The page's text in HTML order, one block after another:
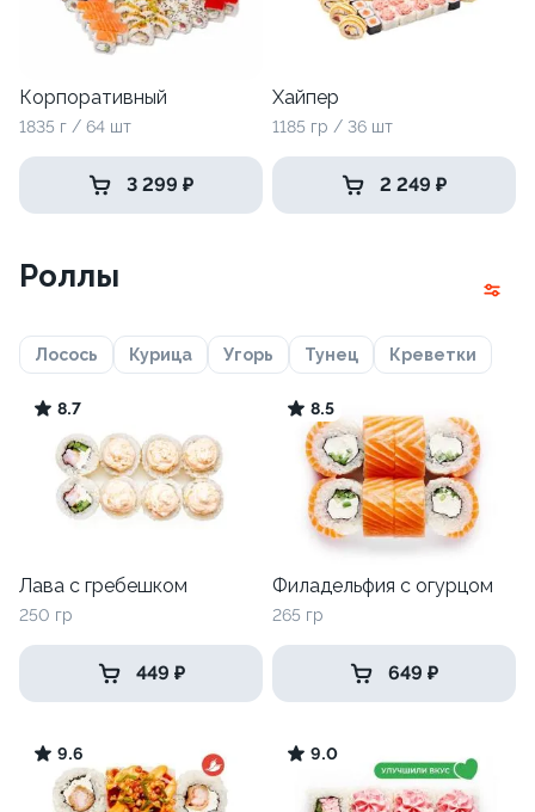
Корпоративный
1835 г / 64 шт
3 299 ₽
Хайпер
1185 гр / 36 шт
2 249 ₽
Роллы
Лосось Курица Угорь Тунец Креветки
8.7
Лава с гребешком
250 гр
449 ₽
8.5
Филадельфия с огурцом
265 гр
649 ₽
9.6 9.0